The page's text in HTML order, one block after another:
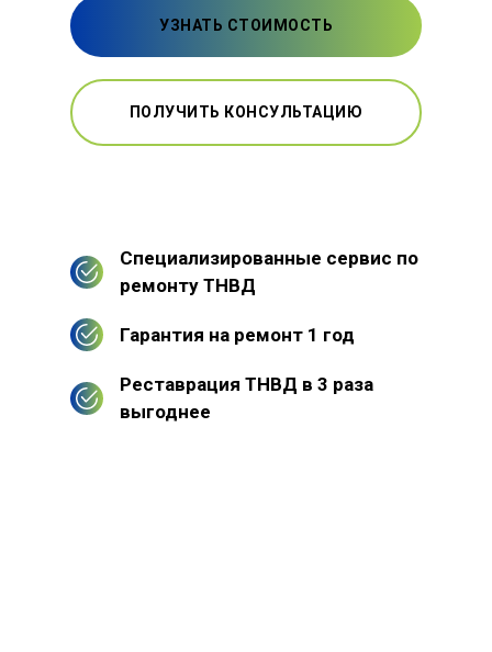
УЗНАТЬ СТОИМОСТЬ
ПОЛУЧИТЬ КОНСУЛЬТАЦИЮ
Специализированные сервис по
ремонту ТНВД
Гарантия на ремонт 1 год
Реставрация ТНВД в 3 раза
выгоднее